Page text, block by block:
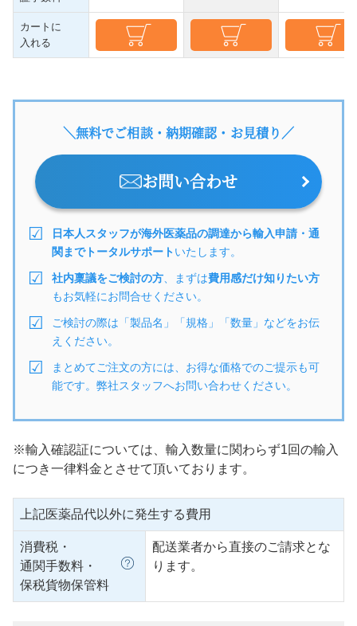
カートに
入れる
＼無料でご相談・納期確認・お見積り／
お問い合わせ
日本人スタッフが海外医薬品の調達から輸入申請・通
関までトータルサポートいたします。
社内稟議をご検討の方 、まずは費用感だけ知りたい方
もお気軽にお問合せください。
ご検討の際は「製品名」「規格」「数量」などをお伝
えください。
まとめてご注文の方には、お得な価格でのご提示も可
能です。弊社スタッフへお問い合わせください。
※輸入確認証については、輸入数量に関わらず1回の輸入
につき一律料金とさせて頂いております。
上記医薬品代以外に発生する費用
消費税・
通関手数料・
保税貨物保管料
配送業者から直接のご請求とな
ります。